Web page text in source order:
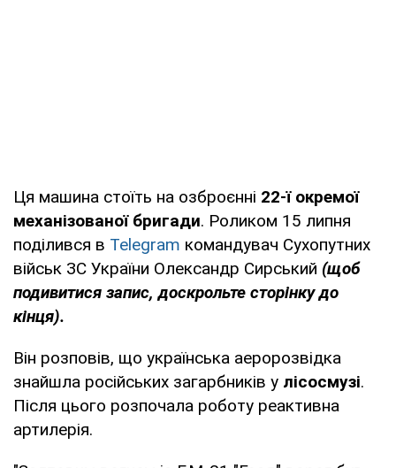
Ця машина стоїть на озброєнні 22-ї окремої
механізованої бригади. Роликом 15 липня
поділився в Telegram командувач Сухопутних
військ ЗС України Олександр Сирський (щоб
подивитися запис, доскрольте сторінку до
кінця).
Він розповів, що українська аеророзвідка
знайшла російських загарбників у лісосмузі.
Після цього розпочала роботу реактивна
артилерія.